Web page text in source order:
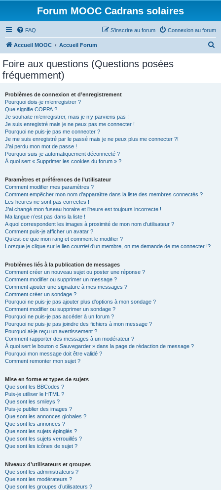
Forum MOOC Cadrans solaires
FAQ Connexion au forum
S’inscrire au forum
Accueil MOOC Accueil Forum
Foire aux questions (Questions posées
fréquemment)
Problèmes de connexion et d’enregistrement
Pourquoi dois-je m’enregistrer ?
Que signifie COPPA ?
Je souhaite m’enregistrer, mais je n’y parviens pas !
Je suis enregistré mais je ne peux pas me connecter !
Pourquoi ne puis-je pas me connecter ?
Je me suis enregistré par le passé mais je ne peux plus me connecter ?!
J’ai perdu mon mot de passe !
Pourquoi suis-je automatiquement déconnecté ?
À quoi sert « Supprimer les cookies du forum » ?
Paramètres et préférences de l’utilisateur
Comment modifier mes paramètres ?
Comment empêcher mon nom d’apparaître dans la liste des membres connectés ?
Les heures ne sont pas correctes !
J’ai changé mon fuseau horaire et l’heure est toujours incorrecte !
Ma langue n’est pas dans la liste !
A quoi correspondent les images à proximité de mon nom d’utilisateur ?
Comment puis-je afficher un avatar ?
Qu’est-ce que mon rang et comment le modifier ?
Lorsque je clique sur le lien courrield’un membre, on me demande de me connecter !?
Problèmes liés à la publication de messages
Comment créer un nouveau sujet ou poster une réponse ?
Comment modifier ou supprimer un message ?
Comment ajouter une signature à mes messages ?
Comment créer un sondage ?
Pourquoi ne puis-je pas ajouter plus d’options à mon sondage ?
Comment modifier ou supprimer un sondage ?
Pourquoi ne puis-je pas accéder à un forum ?
Pourquoi ne puis-je pas joindre des fichiers à mon message ?
Pourquoi ai-je reçu un avertissement ?
Comment rapporter des messages à un modérateur ?
À quoi sert le bouton « Sauvegarder » dans la page de rédaction de message ?
Pourquoi mon message doit être validé ?
Comment remonter mon sujet ?
Mise en forme et types de sujets
Que sont les BBCodes ?
Puis-je utiliser le HTML ?
Que sont les smileys ?
Puis-je publier des images ?
Que sont les annonces globales ?
Que sont les annonces ?
Que sont les sujets épinglés ?
Que sont les sujets verrouillés ?
Que sont les icônes de sujet ?
Niveaux d’utilisateurs et groupes
Que sont les administrateurs ?
Que sont les modérateurs ?
Que sont les groupes d’utilisateurs ?